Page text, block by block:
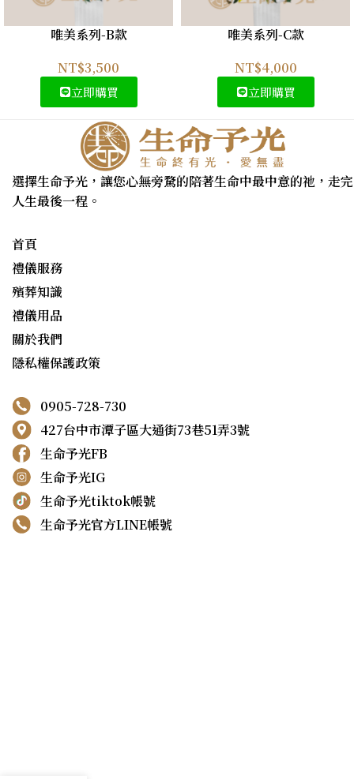
唯美系列-B款
NT$3,500
立即購買
唯美系列-C款
NT$4,000
立即購買
選擇生命予光，讓您心無旁騖的陪著生命中最中意的祂，走完
人生最後一程。
首頁
禮儀服務
殯葬知識
禮儀用品
關於我們
隱私權保護政策
0905-728-730
427台中市潭子區大通街73巷51弄3號
生命予光FB
生命予光IG
生命予光tiktok帳號
生命予光官方LINE帳號